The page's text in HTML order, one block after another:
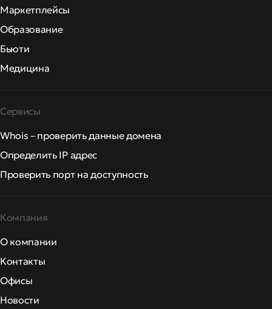
Маркетплейсы
Образование
Бьюти
Медицина
Сервисы
Whois – проверить данные домена
Определить IP адрес
Проверить порт на доступность
Компания
О компании
Контакты
Офисы
Новости